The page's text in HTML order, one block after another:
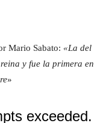
Mario Sabato: «La del
y fue la primera en
»